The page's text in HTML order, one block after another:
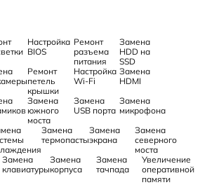
Настройка
BIOS
Ремонт
разъема
питания
Замена
HDD на
SSD
Ремонт
петель
крышки
Настройка
Wi-Fi
Замена
HDMI
Замена
южного
моста
Замена
USB порта
Замена
микрофона
Замена
термопасты
Замена
экрана
Замена
северного
моста
Замена
клавиатуры
Замена
корпуса
Замена
тачпада
Увеличение
оперативной
памяти